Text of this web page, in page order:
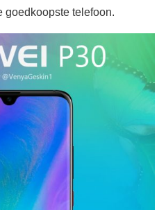
goedkoopste telefoon.